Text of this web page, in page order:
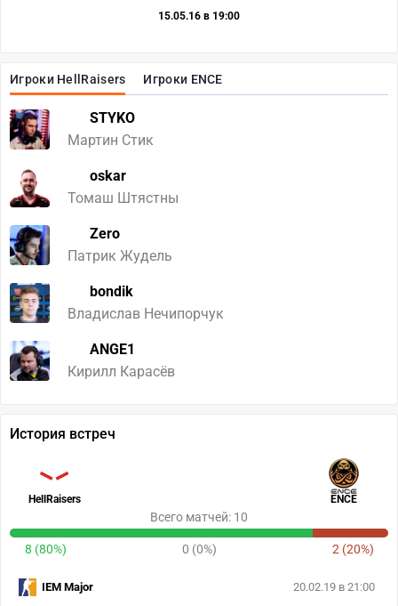
Игроки HellRaisers Игроки ENCE
STYKO
Мартин Стик
oskar
Томаш Штястны
Zero
Патрик Жудель
bondik
Владислав Нечипорчук
ANGE1
Кирилл Карасёв
15.05.16 в 19:00
История встреч
HellRaisers ENCE
Всего матчей: 10
8 (80%) 0 (0%) 2 (20%)
20.02.19 в 21:00
IEM Major